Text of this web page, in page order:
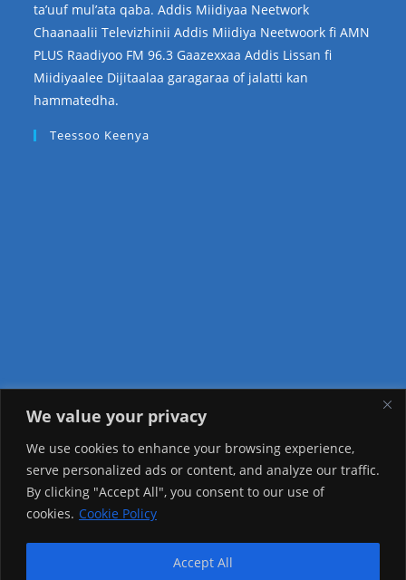
We value your privacy
We use cookies to enhance your browsing experience,
serve personalized ads or content, and analyze our traffic.
By clicking "Accept All", you consent to our use of
cookies. Cookie Policy
Accept All
ta’uuf mul’ata qaba. Addis Miidiyaa Neetwork
Chaanaalii Televizhinii Addis Miidiya Neetwoork fi AMN
PLUS Raadiyoo FM 96.3 Gaazexxaa Addis Lissan fi
Miidiyaalee Dijitaalaa garagaraa of jalatti kan
hammatedha.
Teessoo Keenya
Visitor Counter
Today: 1833
Yesterday: 3735